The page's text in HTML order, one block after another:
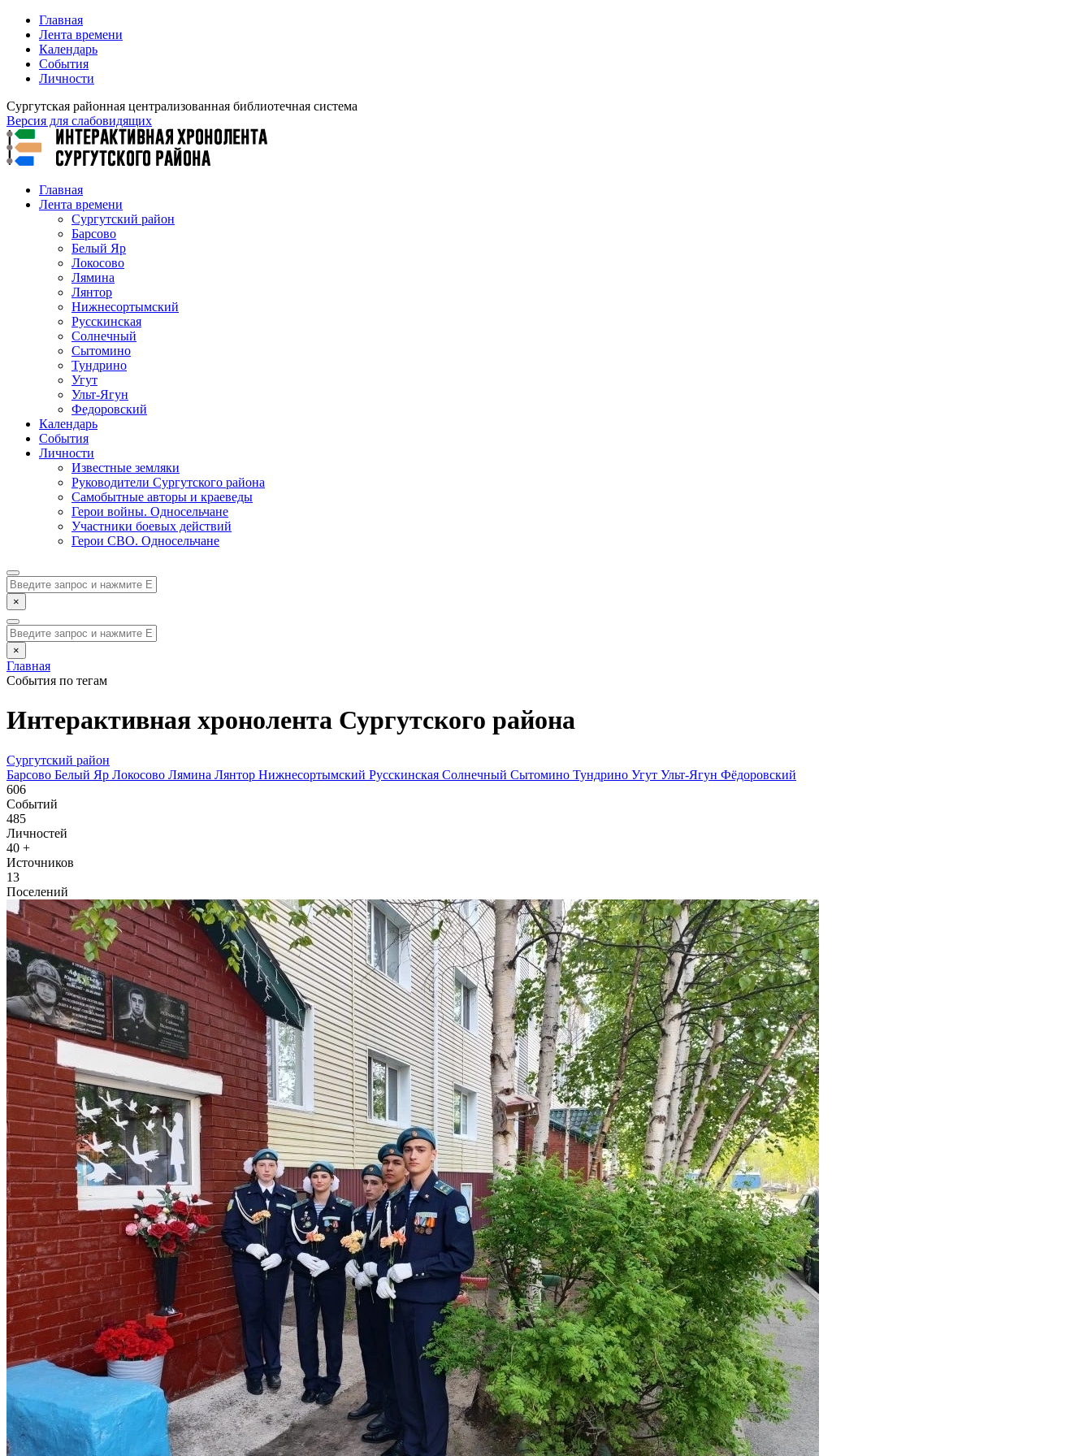
Главная
Лента времени
Календарь
События
Личности
Сургутская районная централизованная библиотечная система
Версия для слабовидящих
Главная
Лента времени
Сургутский район
Барсово
Белый Яр
Локосово
Лямина
Лянтор
Нижнесортымский
Русскинская
Солнечный
Сытомино
Тундрино
Угут
Ульт-Ягун
Федоровский
Календарь
События
Личности
Известные земляки
Руководители Сургутского района
Самобытные авторы и краеведы
Герои войны. Односельчане
Участники боевых действий
Герои СВО. Односельчане
×
×
Главная
События по тегам
Интерактивная хронолента Сургутского района
Сургутский район
Барсово Белый Яр Локосово Лямина Лянтор Нижнесортымский Русскинская Солнечный Сытомино Тундрино Угут Ульт-Ягун Фёдоровский
606
Событий
485
Личностей
40 +
Источников
13
Поселений